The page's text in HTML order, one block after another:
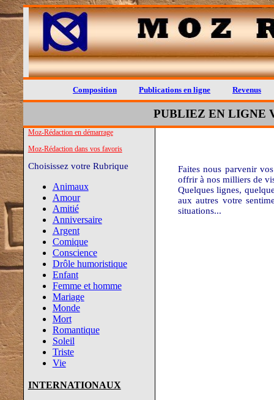
Composition Publications en ligne Revenus
PUBLIEZ EN LIGNE
Moz-Rédaction en démarrage
Moz-Rédaction dans vos favoris
Choisissez votre Rubrique
Animaux
Amour
Amitié
Anniversaire
Argent
Comique
Conscience
Drôle humoristique
Enfant
Femme et homme
Mariage
Monde
Mort
Romantique
Soleil
Triste
Vie
INTERNATIONAUX
Faites nous parvenir
offrir à nos milliers de
Quelques lignes,
aux autres votre
situations...